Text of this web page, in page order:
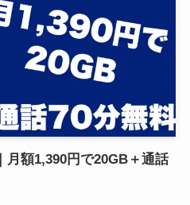
月額1,390円で20GB＋通話